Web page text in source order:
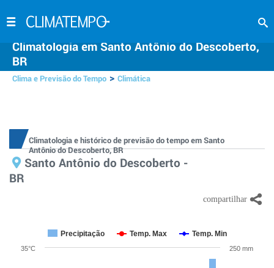
Climatologia em Santo Antônio do Descoberto,
BR
Clima e Previsão do Tempo > Climática
Climatologia e histórico de previsão do tempo em Santo
Antônio do Descoberto, BR
Santo Antônio do Descoberto -
BR
Precipitação Temp. Max Temp. Min
35°C 250 mm